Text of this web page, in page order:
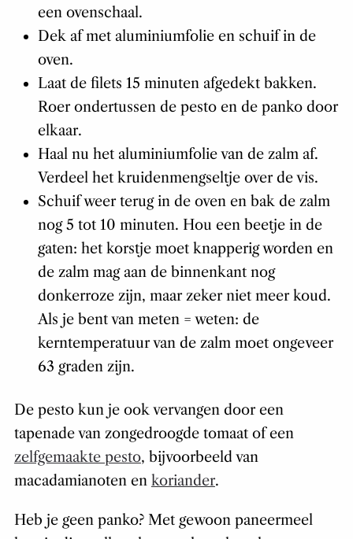
een ovenschaal.
Dek af met aluminiumfolie en schuif in de
oven.
Laat de filets 15 minuten afgedekt bakken.
Roer ondertussen de pesto en de panko door
elkaar.
Haal nu het aluminiumfolie van de zalm af.
Verdeel het kruidenmengseltje over de vis.
Schuif weer terug in de oven en bak de zalm
nog 5 tot 10 minuten. Hou een beetje in de
gaten: het korstje moet knapperig worden en
de zalm mag aan de binnenkant nog
donkerroze zijn, maar zeker niet meer koud.
Als je bent van meten = weten: de
kerntemperatuur van de zalm moet ongeveer
63 graden zijn.
De pesto kun je ook vervangen door een
tapenade van zongedroogde tomaat of een
zelfgemaakte pesto, bijvoorbeeld van
macadamianoten en koriander.
Heb je geen panko? Met gewoon paneermeel